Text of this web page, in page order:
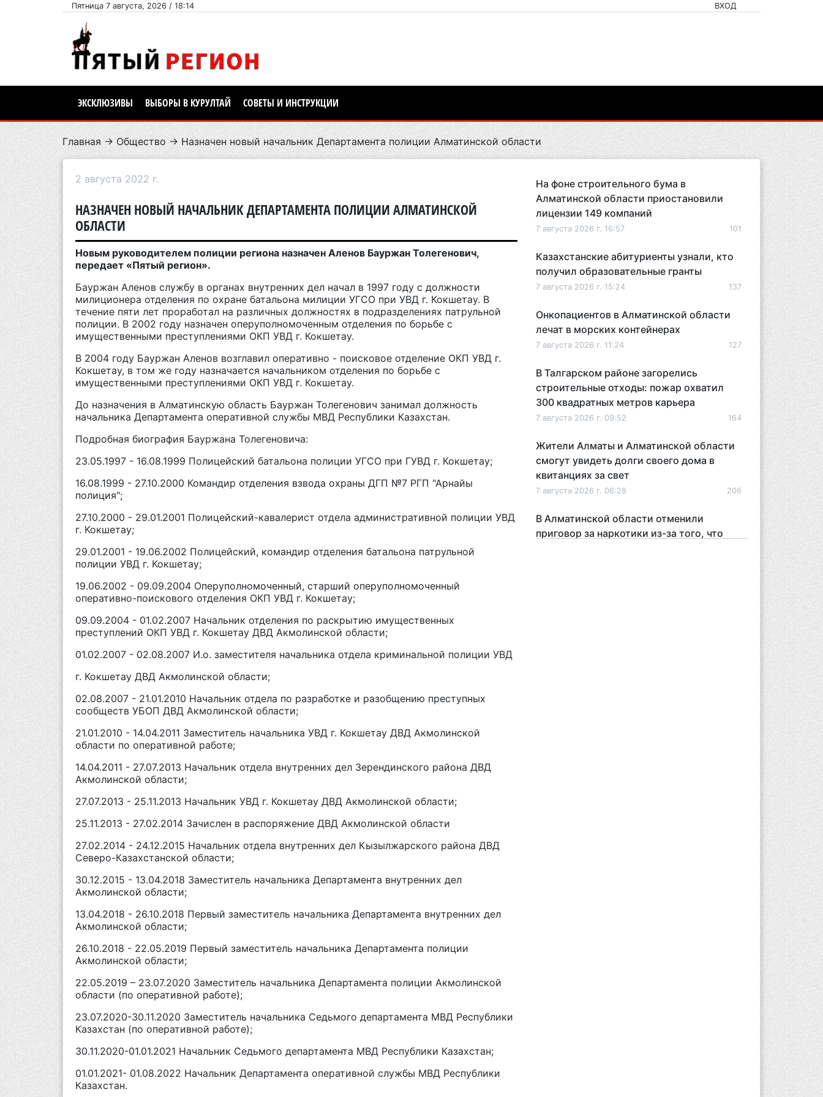
Пятница 7 августа, 2026 / 18:14 ВХОД
ЭКСКЛЮЗИВЫ ВЫБОРЫ В КУРУЛТАЙ СОВЕТЫ И ИНСТРУКЦИИ
Главная → Общество → Назначен новый начальник Департамента полиции Алматинской области
2 августа 2022 г.
НАЗНАЧЕН НОВЫЙ НАЧАЛЬНИК ДЕПАРТАМЕНТА ПОЛИЦИИ АЛМАТИНСКОЙ
ОБЛАСТИ
Новым руководителем полиции региона назначен Аленов Бауржан Толегенович,
передает «Пятый регион».
Бауржан Аленов службу в органах внутренних дел начал в 1997 году с должности
милиционера отделения по охране батальона милиции УГСО при УВД г. Кокшетау. В
течение пяти лет проработал на различных должностях в подразделениях патрульной
полиции. В 2002 году назначен оперуполномоченным отделения по борьбе с
имущественными преступлениями ОКП УВД г. Кокшетау.
В 2004 году Бауржан Аленов возглавил оперативно - поисковое отделение ОКП УВД г.
Кокшетау, в том же году назначается начальником отделения по борьбе с
имущественными преступлениями ОКП УВД г. Кокшетау.
До назначения в Алматинскую область Бауржан Толегенович занимал должность
начальника Департамента оперативной службы МВД Республики Казахстан.
Подробная биография Бауржана Толегеновича:
23.05.1997 - 16.08.1999 Полицейский батальона полиции УГСО при ГУВД г. Кокшетау;
16.08.1999 - 27.10.2000 Командир отделения взвода охраны ДГП №7 РГП "Арнайы
полиция";
27.10.2000 - 29.01.2001 Полицейский-кавалерист отдела административной полиции УВД
г. Кокшетау;
29.01.2001 - 19.06.2002 Полицейский, командир отделения батальона патрульной
полиции УВД г. Кокшетау;
19.06.2002 - 09.09.2004 Оперуполномоченный, старший оперуполномоченный
оперативно-поискового отделения ОКП УВД г. Кокшетау;
09.09.2004 - 01.02.2007 Начальник отделения по раскрытию имущественных
преступлений ОКП УВД г. Кокшетау ДВД Акмолинской области;
01.02.2007 - 02.08.2007 И.о. заместителя начальника отдела криминальной полиции УВД
г. Кокшетау ДВД Акмолинской области;
02.08.2007 - 21.01.2010 Начальник отдела по разработке и разобщению преступных
сообществ УБОП ДВД Акмолинской области;
21.01.2010 - 14.04.2011 Заместитель начальника УВД г. Кокшетау ДВД Акмолинской
области по оперативной работе;
14.04.2011 - 27.07.2013 Начальник отдела внутренних дел Зерендинского района ДВД
Акмолинской области;
27.07.2013 - 25.11.2013 Начальник УВД г. Кокшетау ДВД Акмолинской области;
25.11.2013 - 27.02.2014 Зачислен в распоряжение ДВД Акмолинской области
27.02.2014 - 24.12.2015 Начальник отдела внутренних дел Кызылжарского района ДВД
Северо-Казахстанской области;
30.12.2015 - 13.04.2018 Заместитель начальника Департамента внутренних дел
Акмолинской области;
13.04.2018 - 26.10.2018 Первый заместитель начальника Департамента внутренних дел
Акмолинской области;
26.10.2018 - 22.05.2019 Первый заместитель начальника Департамента полиции
Акмолинской области;
22.05.2019 – 23.07.2020 Заместитель начальника Департамента полиции Акмолинской
области (по оперативной работе);
23.07.2020-30.11.2020 Заместитель начальника Седьмого департамента МВД Республики
Казахстан (по оперативной работе);
30.11.2020-01.01.2021 Начальник Седьмого департамента МВД Республики Казахстан;
01.01.2021- 01.08.2022 Начальник Департамента оперативной службы МВД Республики
Казахстан.
На фоне строительного бума в
Алматинской области приостановили
лицензии 149 компаний
7 августа 2026 г. 16:57 101
Казахстанские абитуриенты узнали, кто
получил образовательные гранты
7 августа 2026 г. 15:24 137
Онкопациентов в Алматинской области
лечат в морских контейнерах
7 августа 2026 г. 11:24 127
В Талгарском районе загорелись
строительные отходы: пожар охватил
300 квадратных метров карьера
7 августа 2026 г. 09:52 164
Жители Алматы и Алматинской области
смогут увидеть долги своего дома в
квитанциях за свет
7 августа 2026 г. 06:28 206
В Алматинской области отменили
приговор за наркотики из-за того, что